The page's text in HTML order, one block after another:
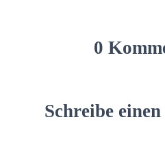
0
Schreibe